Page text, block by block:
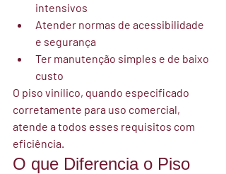
intensivos
Atender normas de acessibilidade
e segurança
Ter manutenção simples e de baixo
custo
O piso vinílico, quando especificado
corretamente para uso comercial,
atende a todos esses requisitos com
eficiência.
O que Diferencia o Piso